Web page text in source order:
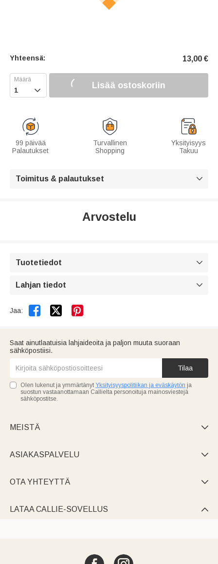
Yhteensä: 13,00 €
 Lisää ostoskoriin
99 päivää
Palautukset
Turvallinen
Shopping
Yksityisyys
Takuu
Toimitus & palautukset 
Arvostelu
Tuotetiedot 
Lahjan tiedot 
Jaa:  
Saat ainutlaatuisia lahjaideoita ja paljon muuta suoraan
sähköpostiisi.
Tilaa
Olen lukenut ja ymmärtänyt Yksityisyyspolitiikan ja eväskäytön ja
suostun vastaanottamaan Callielta personoituja mainosviestejä
sähköpostitse.
MEISTÄ 
ASIAKASPALVELU 
OTA YHTEYTTÄ 
LATAA CALLIE-SOVELLUS 